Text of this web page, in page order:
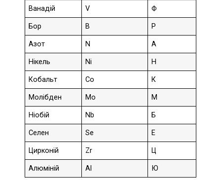
Ванадій V Ф
Бор B Р
Азот N А
Нікель Ni Н
Кобальт Co К
Молібден Mo М
Ніобій Nb Б
Селен Se Е
Цирконій Zr Ц
Алюміній Al Ю